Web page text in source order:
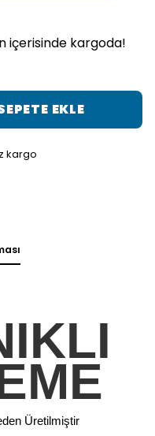
içerisinde kargoda!
EKLE
kargo
Üretilmiştir